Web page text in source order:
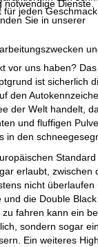
Dienste.
Sie in unserer
jeden Geschmack
vor uns haben?
ist sicherlich
den
der Welt handelt,
und fluffigen
in den
erlaubt,
nicht
die Double
fahren kann ein
sondern sogar
Ein weiteres